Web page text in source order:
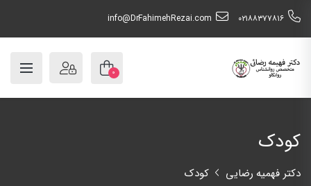
٠٢١٨٨٣٧٧٨١٦ info@DrFahimehRezai.com
۰
کودک
دکتر فهمیه رضایی کودک